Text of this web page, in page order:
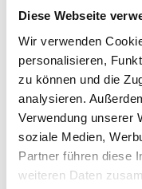
Diese Webseite
Wir verwenden
personalisieren,
zu können und die
analysieren.
Verwendung unserer
soziale Medien,
Partner führen diese
weiteren Daten
Unterkunft in Prad
Prad
Treffpunkt:
jeweiligen
Veranstaltungsort
- Prad am Stilfserjoch
Veranstalter